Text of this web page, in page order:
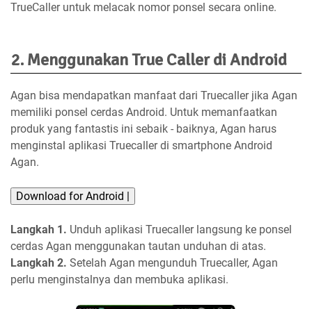
TrueCaller untuk melacak nomor ponsel secara online.
2. Menggunakan True Caller di Android
Agan bisa mendapatkan manfaat dari Truecaller jika Agan
memiliki ponsel cerdas Android. Untuk memanfaatkan
produk yang fantastis ini sebaik - baiknya, Agan harus
menginstal aplikasi Truecaller di smartphone Android
Agan.
Download for Android |
Langkah 1. Unduh aplikasi Truecaller langsung ke ponsel
cerdas Agan menggunakan tautan unduhan di atas.
Langkah 2. Setelah Agan mengunduh Truecaller, Agan
perlu menginstalnya dan membuka aplikasi.